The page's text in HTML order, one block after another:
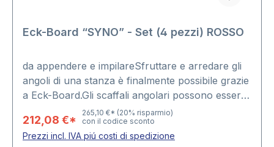
Eck-Board “SYNO” - Set (4 pezzi) ROSSO
da appendere e impilareSfruttare e arredare gli
angoli di una stanza è finalmente possibile grazie
a Eck-Board.Gli scaffali angolari possono essere
appoggiati l’uno sull’altro o appesi singolarmente
mediante i pratici dispositivi di supporto fissati sul
retro del mobile.tutti i 4 formati in un set:
212,08 €*
265,10 €* (20% risparmio)
con il codice sconto
Prezzi incl. IVA piú costi di spedizione